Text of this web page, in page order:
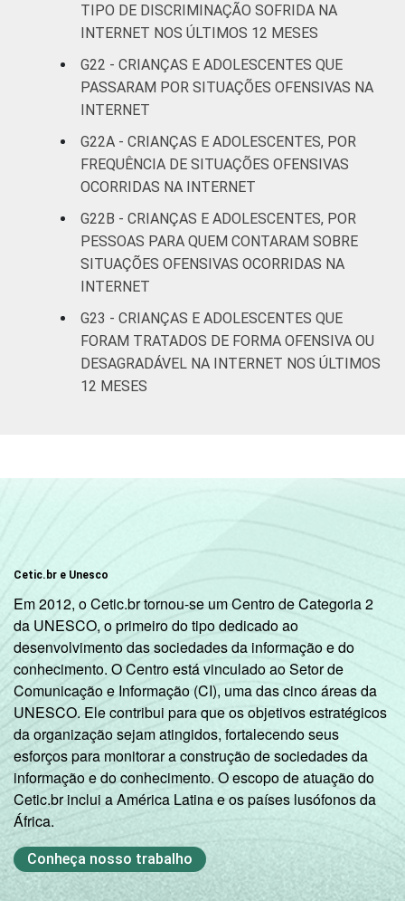
TIPO DE DISCRIMINAÇÃO SOFRIDA NA
INTERNET NOS ÚLTIMOS 12 MESES
G22 - CRIANÇAS E ADOLESCENTES QUE
PASSARAM POR SITUAÇÕES OFENSIVAS NA
INTERNET
G22A - CRIANÇAS E ADOLESCENTES, POR
FREQUÊNCIA DE SITUAÇÕES OFENSIVAS
OCORRIDAS NA INTERNET
G22B - CRIANÇAS E ADOLESCENTES, POR
PESSOAS PARA QUEM CONTARAM SOBRE
SITUAÇÕES OFENSIVAS OCORRIDAS NA
INTERNET
G23 - CRIANÇAS E ADOLESCENTES QUE
FORAM TRATADOS DE FORMA OFENSIVA OU
DESAGRADÁVEL NA INTERNET NOS ÚLTIMOS
12 MESES
Cetic.br e Unesco
Em 2012, o Cetic.br tornou-se um Centro de Categoria 2
da UNESCO, o primeiro do tipo dedicado ao
desenvolvimento das sociedades da informação e do
conhecimento. O Centro está vinculado ao Setor de
Comunicação e Informação (CI), uma das cinco áreas da
UNESCO. Ele contribui para que os objetivos estratégicos
da organização sejam atingidos, fortalecendo seus
esforços para monitorar a construção de sociedades da
informação e do conhecimento. O escopo de atuação do
Cetic.br inclui a América Latina e os países lusófonos da
África.
Conheça nosso trabalho